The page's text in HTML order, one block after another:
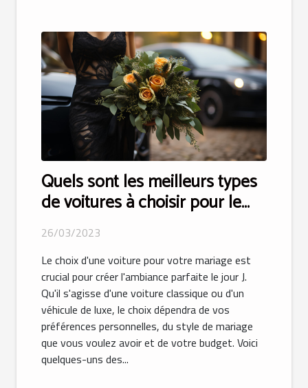
Quels sont les meilleurs types
de voitures à choisir pour le
mariage ?
26/03/2023
Le choix d'une voiture pour votre mariage est
crucial pour créer l'ambiance parfaite le jour J.
Qu'il s'agisse d'une voiture classique ou d'un
véhicule de luxe, le choix dépendra de vos
préférences personnelles, du style de mariage
que vous voulez avoir et de votre budget. Voici
quelques-uns des...